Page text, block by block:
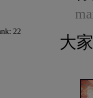
大